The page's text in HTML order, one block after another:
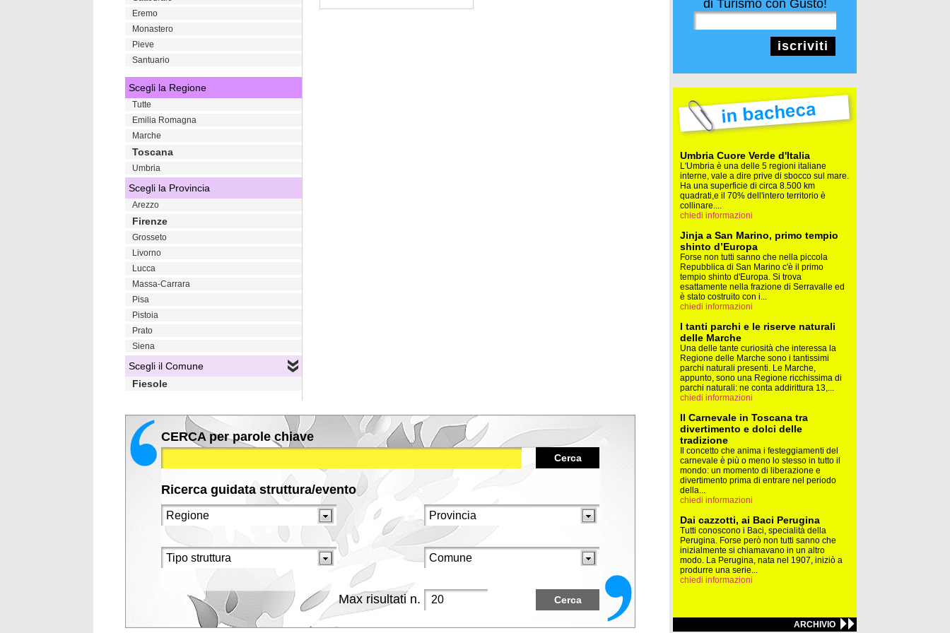
Eremo
Monastero
Pieve
Santuario
Scegli la Regione
Tutte
Emilia Romagna
Marche
Toscana
Umbria
Scegli la Provincia
Arezzo
Firenze
Grosseto
Livorno
Lucca
Massa-Carrara
Pisa
Pistoia
Prato
Siena
Scegli il Comune
Fiesole
CERCA per parole chiave
Cerca
Ricerca guidata struttura/evento
Max risultati n. Cerca
di Turismo con Gusto!
iscriviti
Umbria Cuore Verde d'Italia
L'Umbria è una delle 5 regioni italiane
interne, vale a dire prive di sbocco sul mare.
Ha una superficie di circa 8.500 km
quadrati,e il 70% dell'intero territorio è
collinare....
chiedi informazioni
Jinja a San Marino, primo tempio
shinto d’Europa
Forse non tutti sanno che nella piccola
Repubblica di San Marino c'è il primo
tempio shinto d'Europa. Si trova
esattamente nella frazione di Serravalle ed
è stato costruito con i...
chiedi informazioni
I tanti parchi e le riserve naturali
delle Marche
Una delle tante curiosità che interessa la
Regione delle Marche sono i tantissimi
parchi naturali presenti. Le Marche,
appunto, sono una Regione ricchissima di
parchi naturali: ne conta addirittura 13,...
chiedi informazioni
Il Carnevale in Toscana tra
divertimento e dolci delle
tradizione
Il concetto che anima i festeggiamenti del
carnevale è più o meno lo stesso in tutto il
mondo: un momento di liberazione e
divertimento prima di entrare nel periodo
della...
chiedi informazioni
Dai cazzotti, ai Baci Perugina
Tutti conoscono i Baci, specialità della
Perugina. Forse però non tutti sanno che
inizialmente si chiamavano in un altro
modo. La Perugina, nata nel 1907, iniziò a
produrre una serie...
chiedi informazioni
ARCHIVIO